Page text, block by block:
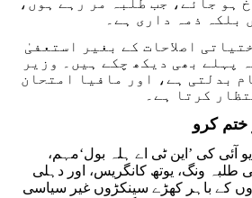
ہو جائے، جب طلبہ مر رہے ہوں،
بلکہ ذمہ داری ہے۔
اصلاحات کے بغیر استعفیٰ
پہلے بھی دیکھ چکے ہیں۔ وزیر
بدلتی ہے، اور مافیا امتحان
کرتا ہے۔
ختم کرو
آئی کی ’این ٹی اے ہلہ بول‘مہم،
طلبہ ونگ، یوتھ کانگریس، اور دہلی
کے باہر کھڑے سینکڑوں غیر سیاسی